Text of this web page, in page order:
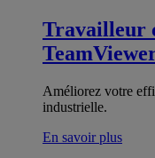
Travailleur
Améliorez votre
industrielle.
En savoir plus